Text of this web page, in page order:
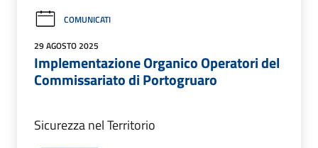
COMUNICATI
29 AGOSTO 2025
Implementazione Organico Operatori del
Commissariato di Portogruaro
Sicurezza nel Territorio